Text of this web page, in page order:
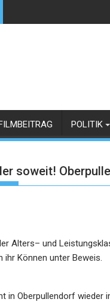
POLITIK
soweit!
Alters– und
ihr Können unter Beweis.
in Oberpullendorf wieder